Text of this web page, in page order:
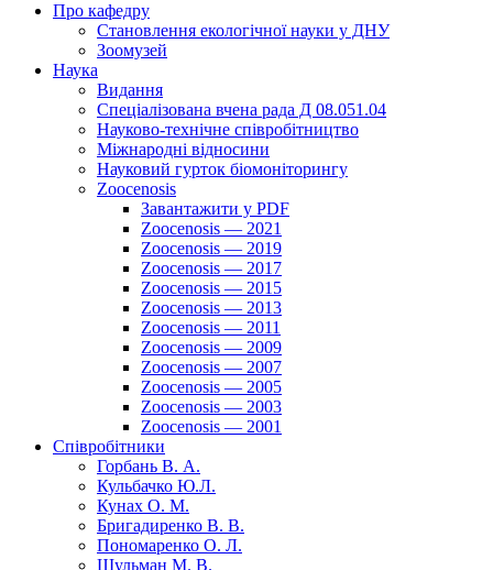
Про кафедру
Cтановлення екологічної науки у ДНУ
Зоомузей
Наука
Видання
Спеціалізована вчена рада Д 08.051.04
Науково-технічне співробітництво
Міжнародні відносини
Науковий гурток біомоніторингу
Zoocenosis
Завантажити у PDF
Zoocenosis — 2021
Zoocenosis — 2019
Zoocenosis — 2017
Zoocenosis — 2015
Zoocenosis — 2013
Zoocenosis — 2011
Zoocenosis — 2009
Zoocenosis — 2007
Zoocenosis — 2005
Zoocenosis — 2003
Zoocenosis — 2001
Співробітники
Горбань В. А.
Кульбачко Ю.Л.
Кунах О. М.
Бригадиренко В. В.
Пономаренко О. Л.
Шульман М. В.